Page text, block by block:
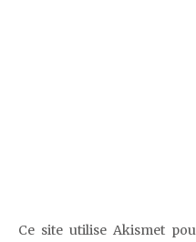
Ce site utilise Akismet